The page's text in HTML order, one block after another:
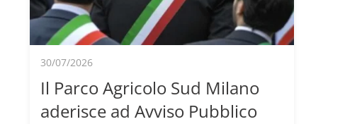
30/07/2026
Il Parco Agricolo Sud Milano
aderisce ad Avviso Pubblico